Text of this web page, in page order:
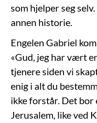
som hjelper seg
annen historie.
Engelen Gabriel
«Gud, jeg har vært
tjenere siden vi
enig i alt du
ikke forstår. Det bor
Jerusalem, like ved